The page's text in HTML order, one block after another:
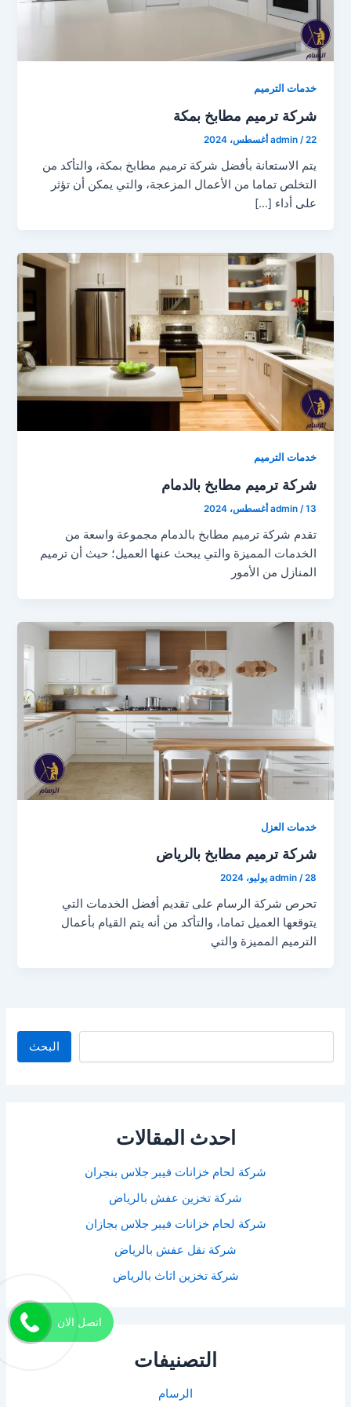
خدمات الترميم
شركة ترميم مطابخ بمكة
admin /22 أغسطس، 2024
يتم الاستعانة بأفضل شركة ترميم مطابخ بمكة، والتأكد من
التخلص تماما من الأعمال المزعجة، والتي يمكن أن تؤثر
على أداء […]
خدمات الترميم
شركة ترميم مطابخ بالدمام
admin /13 أغسطس، 2024
تقدم شركة ترميم مطابخ بالدمام مجموعة واسعة من
الخدمات المميزة والتي يبحث عنها العميل؛ حيث أن ترميم
المنازل من الأمور
خدمات العزل
شركة ترميم مطابخ بالرياض
admin /28 يوليو، 2024
تحرص شركة الرسام على تقديم أفضل الخدمات التي
يتوقعها العميل تماما، والتأكد من أنه يتم القيام بأعمال
الترميم المميزة والتي
البحث
احدث المقالات
شركة لحام خزانات فيبر جلاس بنجران
شركة تخزين عفش بالرياض
شركة لحام خزانات فيبر جلاس بجازان
شركة نقل عفش بالرياض
شركة تخزين اثاث بالرياض
التصنيفات
الرسام
اتصل الان